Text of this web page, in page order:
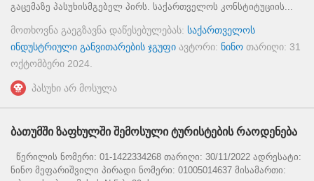
გაცემაზე პასუხისმგებელ პირს. საქართველოს კონსტიტუციის...
მოთხოვნა გაეგზავნა დაწესებულებას: საქართველოს
ინდუსტრიული განვითარების ჯგუფი ავტორი: ნინო თარიღი: 31
ოქტომბერი 2024
პასუხი არ მოსულა
ბათუმში ზაფხულში შემოსული ტურისტების რაოდენება
წერილის ნომერი: 01-1422334268 თარიღი: 30/11/2022 ადრესატი:
ნინო მეფარიშვილი პირადი ნომერი: 01005014637 მისამართი: